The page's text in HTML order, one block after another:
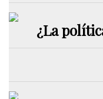
¿La